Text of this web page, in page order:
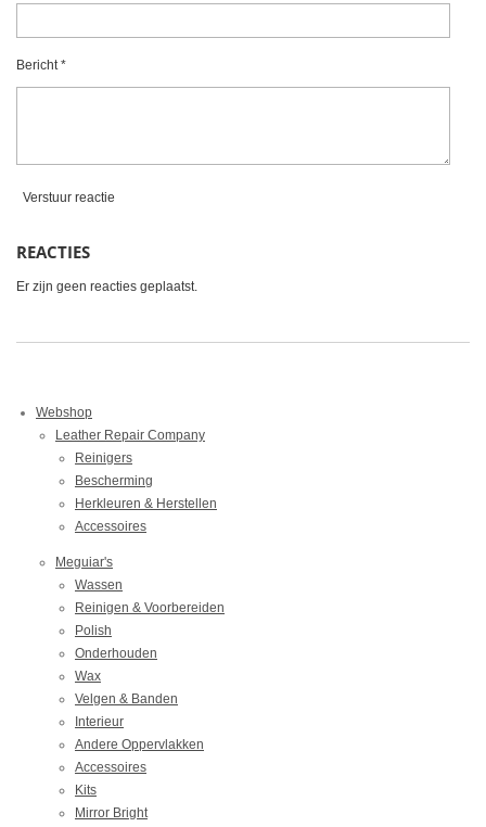
e
Bericht *
Verstuur reactie
REACTIES
Er zijn geen reacties geplaatst.
Webshop
Leather Repair Company
Reinigers
Bescherming
Herkleuren & Herstellen
Accessoires
Meguiar's
Wassen
Reinigen & Voorbereiden
Polish
Onderhouden
Wax
Velgen & Banden
Interieur
Andere Oppervlakken
Accessoires
Kits
Mirror Bright